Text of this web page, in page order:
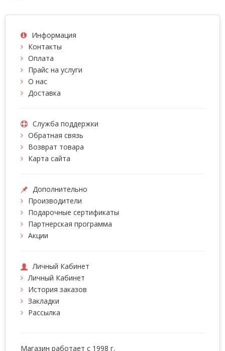
Информация
Контакты
Оплата
Прайс на услуги
О нас
Доставка
Служба поддержки
Обратная связь
Возврат товара
Карта сайта
Дополнительно
Производители
Подарочные сертификаты
Партнерская программа
Акции
Личный Кабинет
Личный Кабинет
История заказов
Закладки
Рассылка
Магазин работает с 1998 г.